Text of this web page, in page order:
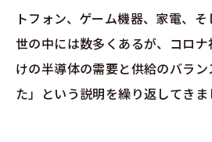
トフォン、ゲーム機器、家電、そ
世の中には数多くあるが、コロ
けの半導体の需要と供給のバラ
た」という説明を繰り返してきま